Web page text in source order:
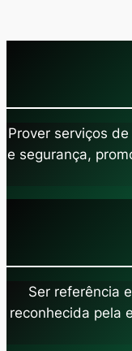
Prover serviços
e segurança,
Ser referência
reconhecida pela